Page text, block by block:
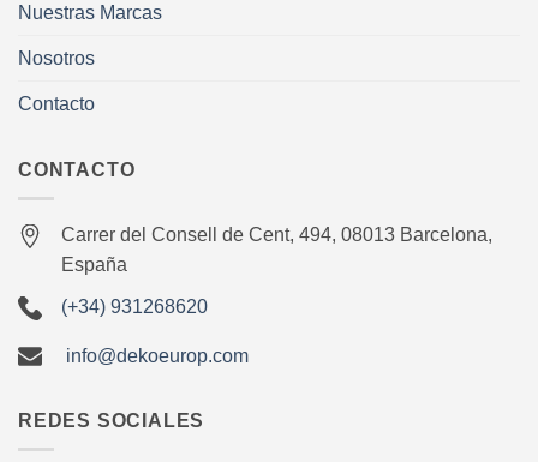
Nuestras Marcas
Nosotros
Contacto
CONTACTO
Carrer del Consell de Cent, 494, 08013 Barcelona,
España
(+34) 931268620
info@dekoeurop.com
REDES SOCIALES